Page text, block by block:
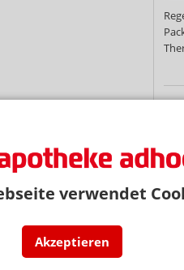
verwendet
Akzeptieren